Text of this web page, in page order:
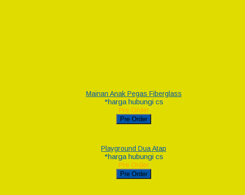
Mainan Anak Pegas Fiberglass
*harga hubungi cs
Pre Order
Pre Order
Playground Dua Atap
*harga hubungi cs
Pre Order
Pre Order